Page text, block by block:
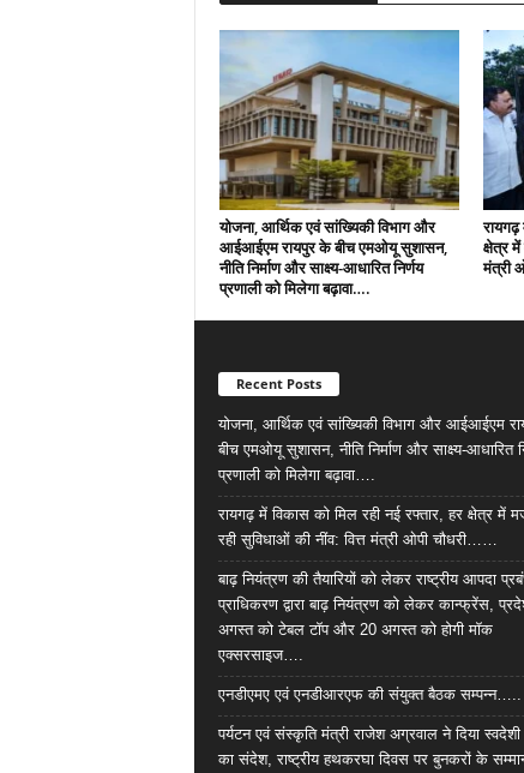
योजना, आर्थिक एवं सांख्यिकी विभाग और
आईआईएम रायपुर के बीच एमओयू सुशासन,
नीति निर्माण और साक्ष्य-आधारित निर्णय
प्रणाली को मिलेगा बढ़ावा….
रायगढ़
क्षेत्र
मंत्री
Recent Posts
योजना, आर्थिक एवं सांख्यिकी विभाग और आईआईएम
बीच एमओयू सुशासन, नीति निर्माण और साक्ष्य-आधारित
प्रणाली को मिलेगा बढ़ावा….
रायगढ़ में विकास को मिल रही नई रफ्तार, हर क्षेत्र में
रही सुविधाओं की नींव: वित्त मंत्री ओपी चौधरी……
बाढ़ नियंत्रण की तैयारियों को लेकर राष्ट्रीय आपदा
प्राधिकरण द्वारा बाढ़ नियंत्रण को लेकर कान्फ्रेंस,
अगस्त को टेबल टॉप और 20 अगस्त को होगी मॉक
एक्सरसाइज….
एनडीएमए एवं एनडीआरएफ की संयुक्त बैठक सम्पन्न…..
पर्यटन एवं संस्कृति मंत्री राजेश अग्रवाल ने दिया
का संदेश, राष्ट्रीय हथकरघा दिवस पर बुनकरों के